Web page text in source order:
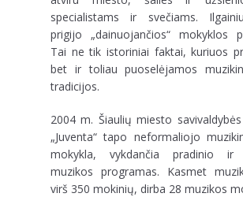
specialistams ir svečiams.
prigijo „dainuojančios“ mokyklos
Tai ne tik istoriniai faktai, kuriuos
bet ir toliau puoselėjamos
tradicijos.
2004 m. Šiaulių miesto
„Juventa“ tapo neformaliojo
mokykla, vykdančia pradinio ir
muzikos programas. Kasmet
virš 350 mokinių, dirba 28 muzikos